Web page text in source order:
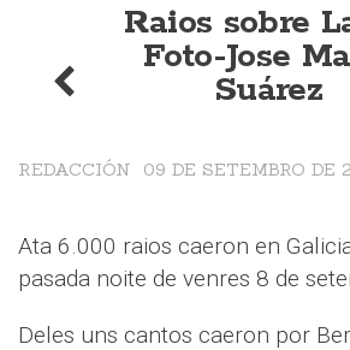
Raios sobre
Foto-Jose
Suárez
09 DE SETEMBRO DE
REDACCIÓN
Ata 6.000 raios caeron en
pasada noite de venres 8 de
Deles uns cantos caeron por